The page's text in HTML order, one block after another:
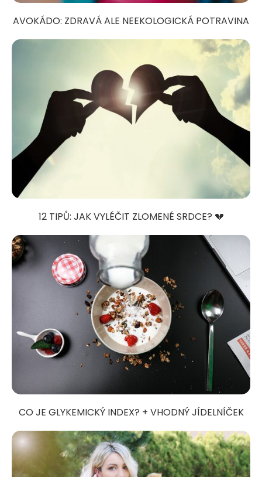
AVOKÁDO: ZDRAVÁ ALE NEEKOLOGICKÁ POTRAVINA
12 TIPŮ: JAK VYLÉČIT ZLOMENÉ SRDCE? 💔
CO JE GLYKEMICKÝ INDEX? + VHODNÝ JÍDELNÍČEK